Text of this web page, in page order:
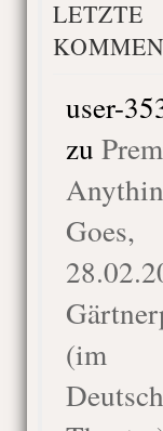
LETZTE
user-
zu
Goes,
(im